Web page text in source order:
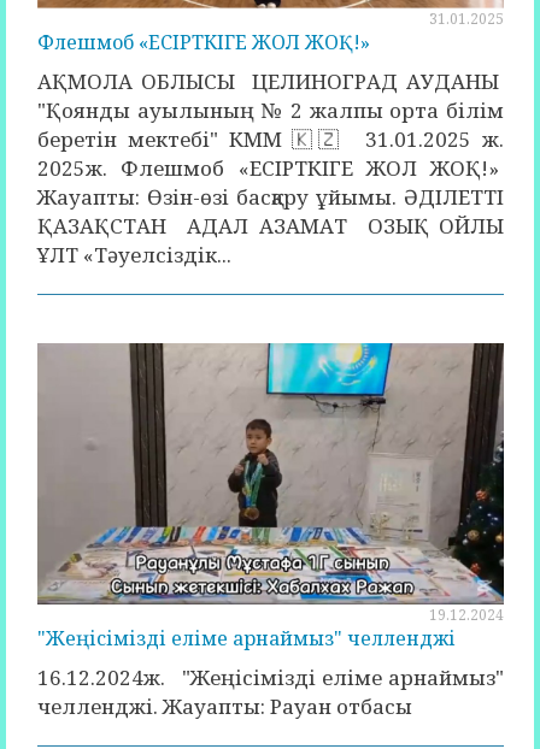
31.01.2025
Флешмоб «ЕСІРТКІГЕ ЖОЛ ЖОҚ!»
АҚМОЛА ОБЛЫСЫ ЦЕЛИНОГРАД АУДАНЫ
"Қоянды ауылының № 2 жалпы орта білім
беретін мектебі" КММ 🇰🇿 31.01.2025 ж.
2025ж. Флешмоб «ЕСІРТКІГЕ ЖОЛ ЖОҚ!»
Жауапты: Өзін-өзі басқару ұйымы. ӘДІЛЕТТІ
ҚАЗАҚСТАН АДАЛ АЗАМАТ ОЗЫҚ ОЙЛЫ
ҰЛТ «Тәуелсіздік...
19.12.2024
"Жеңісімізді еліме арнаймыз" челленджі
16.12.2024ж. "Жеңісімізді еліме арнаймыз"
челленджі. Жауапты: Рауан отбасы